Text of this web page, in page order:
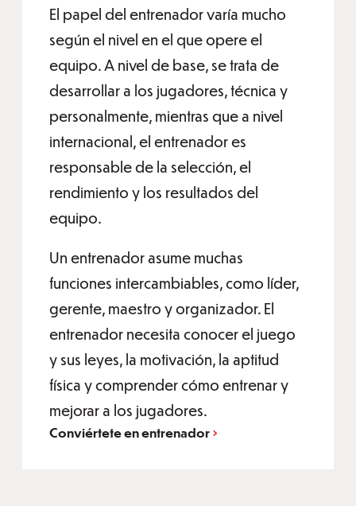
El papel del entrenador varía mucho
según el nivel en el que opere el
equipo. A nivel de base, se trata de
desarrollar a los jugadores, técnica y
personalmente, mientras que a nivel
internacional, el entrenador es
responsable de la selección, el
rendimiento y los resultados del
equipo.
Un entrenador asume muchas
funciones intercambiables, como líder,
gerente, maestro y organizador. El
entrenador necesita conocer el juego
y sus leyes, la motivación, la aptitud
física y comprender cómo entrenar y
mejorar a los jugadores.
Conviértete en entrenador